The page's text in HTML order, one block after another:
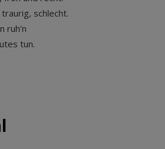
schlecht.
ruh’n
tun.